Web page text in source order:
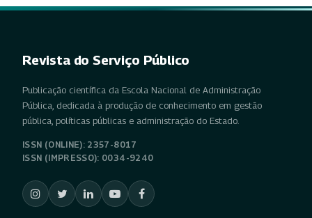
Revista do Serviço Público
Publicação científica da Escola Nacional de Administração
Pública, dedicada à produção de conhecimento em gestão
pública, políticas públicas e administração do Estado.
ISSN (ONLINE): 2357-8017
ISSN (IMPRESSO): 0034-9240